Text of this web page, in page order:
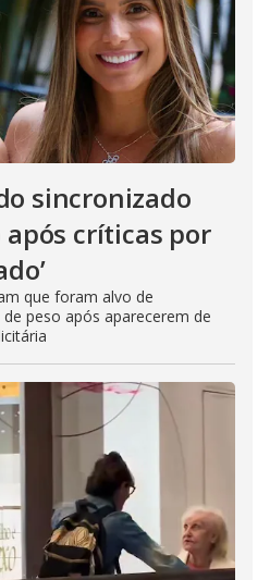
sincronizado
críticas por
que foram alvo de
peso após aparecerem de